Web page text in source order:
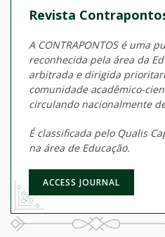
Revista
A CONTRAPONTOS é uma
reconhecida pela área da
arbitrada e dirigida
comunidade acadêmico-
circulando nacionalmente
É classificada pelo Qualis
na área de Educação.
ACCESS JOURNAL